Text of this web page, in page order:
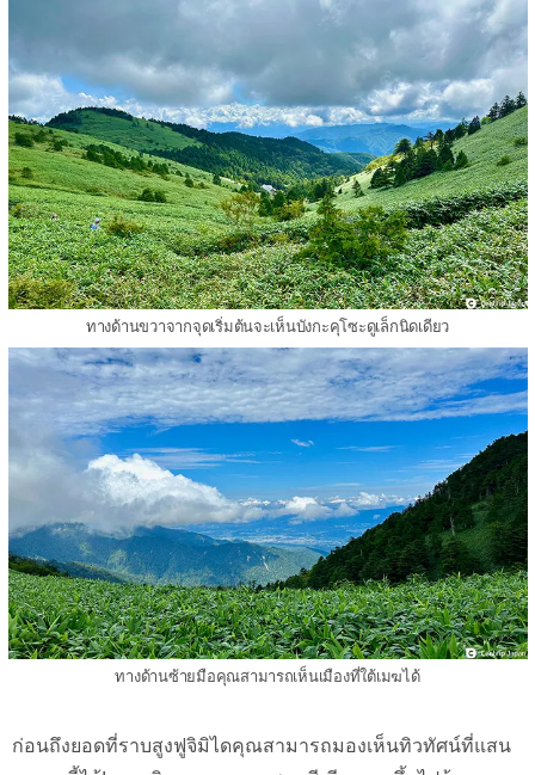
ทางด้านขวาจากจุดเริ่มต้นจะเห็นบังกะคุโซะดูเล็กนิดเดียว
ทางด้านซ้ายมือคุณสามารถเห็นเมืองที่ใต้เมฆได้
ก่อนถึงยอดที่ราบสูงฟูจิมิไดคุณสามารถมองเห็นทิวทัศน์ที่แสน